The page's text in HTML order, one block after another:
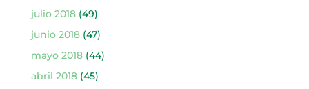
julio 2018(49)
junio 2018(47)
mayo 2018(44)
abril 2018(45)